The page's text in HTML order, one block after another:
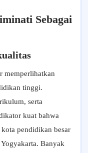
Sebagai
memperlihatkan
tinggi.
serta
kuat bahwa
pendidikan besar
Banyak